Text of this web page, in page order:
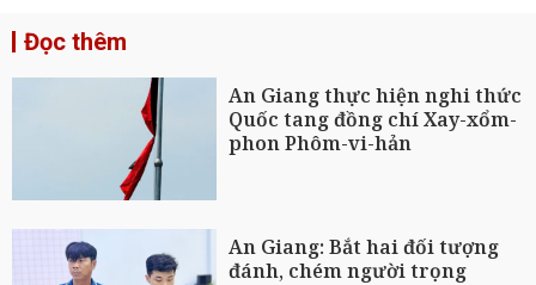
Đọc thêm
An Giang thực hiện nghi thức
Quốc tang đồng chí Xay-xổm-
phon Phôm-vi-hản
An Giang: Bắt hai đối tượng
đánh, chém người trọng